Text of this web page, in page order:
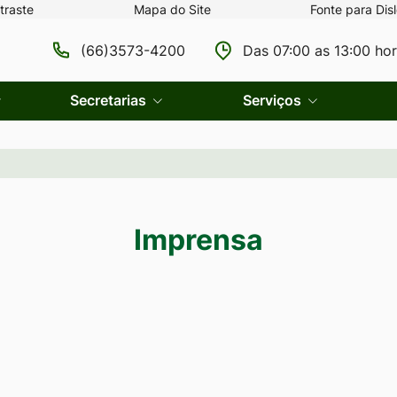
Mapa do Site Fonte para
(66)3573-4200 Das 07:00 as 13:00
Secretarias Serviços
Imprensa